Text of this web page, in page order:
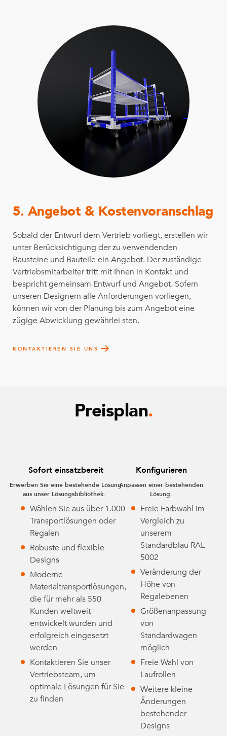
5. Angebot & Kostenvoranschlag
Sobald der Entwurf dem Vertrieb vorliegt, erstellen wir
unter Berücksichtigung der zu verwendenden
Bausteine und Bauteile ein Angebot. Der zuständige
Vertriebsmitarbeiter tritt mit Ihnen in Kontakt und
bespricht gemeinsam Entwurf und Angebot. Sofern
unseren Designern alle Anforderungen vorliegen,
können wir von der Planung bis zum Angebot eine
zügige Abwicklung gewährlei sten.
KONTAKTIEREN SIE UNS
Preisplan.
Sofort einsatzbereit
Erwerben Sie eine bestehende Lösung
aus unser Lösungsbibliothek.
Wählen Sie aus über 1.000
Transportlösungen oder
Regalen
Robuste und flexible
Designs
Moderne
Materialtransportlösungen,
die für mehr als 550
Kunden weltweit
entwickelt wurden und
erfolgreich eingesetzt
werden
Kontaktieren Sie unser
Vertriebsteam, um
optimale Lösungen für Sie
zu finden
Konfigurieren
Anpassen einer bestehenden
Lösung.
Freie Farbwahl im
Vergleich zu
unserem
Standardblau RAL
5002
Veränderung der
Höhe von
Regalebenen
Größenanpassung
von
Standardwagen
möglich
Freie Wahl von
Laufrollen
Weitere kleine
Änderungen
bestehender
Designs